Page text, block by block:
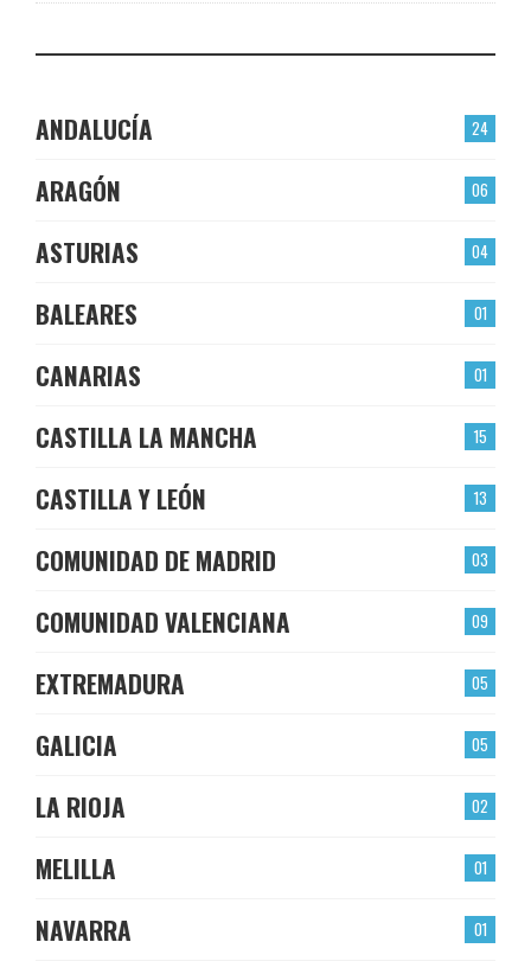
24
ANDALUCÍA
06
ARAGÓN
04
ASTURIAS
01
BALEARES
01
CANARIAS
15
CASTILLA LA MANCHA
13
CASTILLA Y LEÓN
03
COMUNIDAD DE MADRID
09
COMUNIDAD VALENCIANA
05
EXTREMADURA
05
GALICIA
02
LA RIOJA
01
MELILLA
01
NAVARRA